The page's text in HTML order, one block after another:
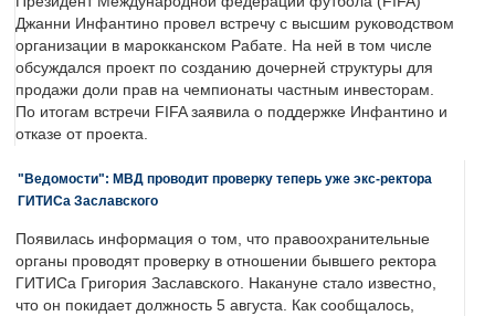
Джанни Инфантино провел встречу с высшим руководством
организации в марокканском Рабате. На ней в том числе
обсуждался проект по созданию дочерней структуры для
продажи доли прав на чемпионаты частным инвесторам.
По итогам встречи FIFA заявила о поддержке Инфантино и
отказе от проекта.
"Ведомости": МВД проводит проверку теперь уже экс-ректора
ГИТИСа Заславского
Появилась информация о том, что правоохранительные
органы проводят проверку в отношении бывшего ректора
ГИТИСа Григория Заславского. Накануне стало известно,
что он покидает должность 5 августа. Как сообщалось,